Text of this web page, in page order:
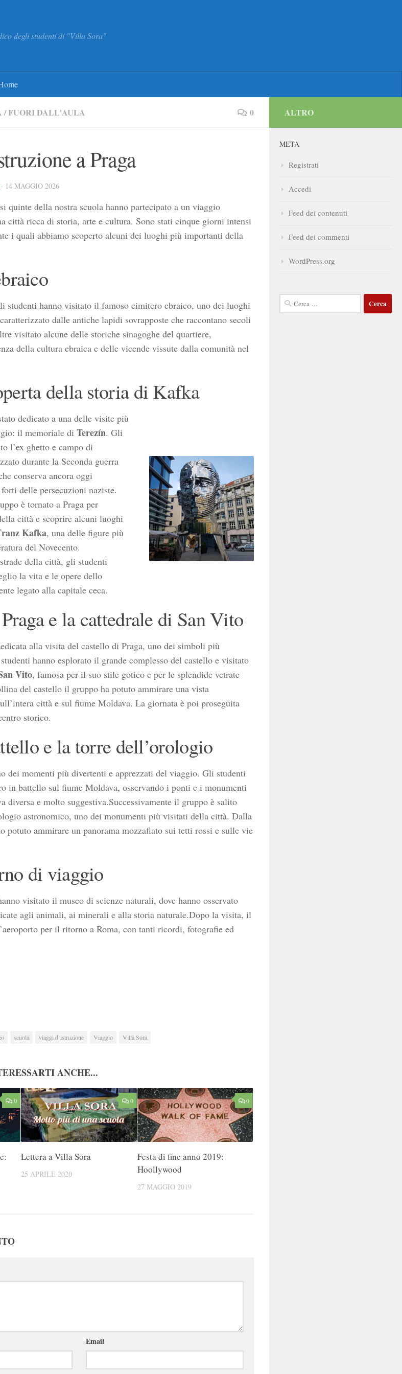
degli studenti di "Villa Sora"
/FUORI DALL'AULA 0
a Praga
· 14 MAGGIO 2026
quinte della nostra scuola hanno partecipato a un viaggio
città ricca di storia, arte e cultura. Sono stati cinque giorni intensi
i quali abbiamo scoperto alcuni dei luoghi più importanti della
studenti hanno visitato il famoso cimitero ebraico, uno dei luoghi
dalle antiche lapidi sovrapposte che raccontano secoli
visitato alcune delle storiche sinagoghe del quartiere,
della cultura ebraica e delle vicende vissute dalla comunità nel
della storia di Kafka
dedicato a una delle visite più
il memoriale diTerezín. Gli
l’ex ghetto e campo di
durante la Seconda guerra
conserva ancora oggi
delle persecuzioni naziste.
è tornato a Praga per
città e scoprire alcuni luoghi
Kafka, una delle figure più
del Novecento.
della città, gli studenti
la vita e le opere dello
legato alla capitale ceca.
e la cattedrale di San Vito
alla visita del castello di Praga, uno dei simboli più
hanno esplorato il grande complesso del castello e visitato
Vito, famosa per il suo stile gotico e per le splendide vetrate
del castello il gruppo ha potuto ammirare una vista
città e sul fiume Moldava. La giornata è poi proseguita
storico.
e la torre dell’orologio
dei momenti più divertenti e apprezzati del viaggio. Gli studenti
in battello sul fiume Moldava, osservando i ponti e i monumenti
diversa e molto suggestiva.Successivamente il gruppo è salito
astronomico, uno dei monumenti più visitati della città. Dalla
potuto ammirare un panorama mozzafiato sui tetti rossi e sulle vie
di viaggio
visitato il museo di scienze naturali, dove hanno osservato
agli animali, ai minerali e alla storia naturale.Dopo la visita, il
per il ritorno a Roma, con tanti ricordi, fotografie ed
scuola viaggi d’istruzione Viaggio Villa Sora
ANCHE...
0 0
Lettera a Villa Sora
25 APRILE 2020
0
Festa di fine anno 2019:
Hoollywood
27 MAGGIO 2019
Email
ALTRO
META
Registrati
Accedi
Feed dei contenuti
Feed dei commenti
WordPress.org
Ricerca
per: